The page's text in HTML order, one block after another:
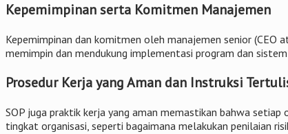
Kepemimpinan serta Komitmen Manajemen
Kepemimpinan dan komitmen oleh manajemen senior (CEO
memimpin dan mendukung implementasi program dan
Prosedur Kerja yang Aman dan Instruksi
SOP juga praktik kerja yang aman memastikan bahwa
tingkat organisasi, seperti bagaimana melakukan penilaian